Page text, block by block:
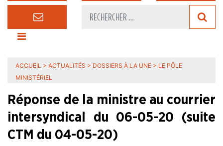
ACCUEIL > ACTUALITÉS > DOSSIERS À LA UNE > LE PÔLE
MINISTÉRIEL
Réponse de la ministre au courrier
intersyndical du 06-05-20 (suite
CTM du 04-05-20)